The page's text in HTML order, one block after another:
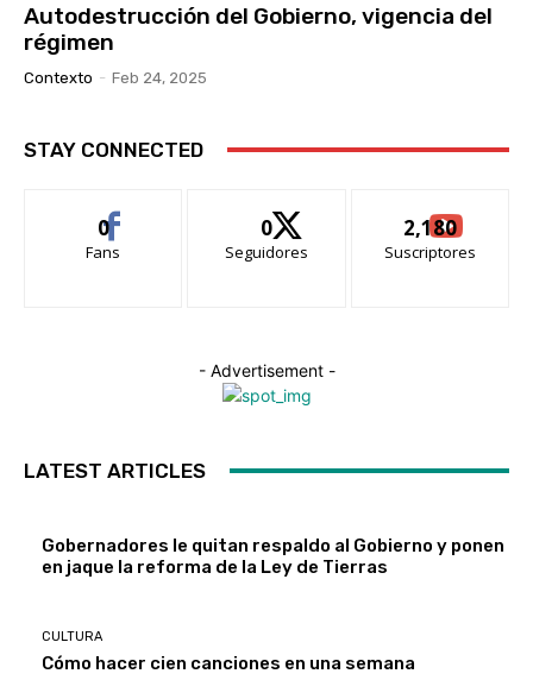
Autodestrucción del Gobierno, vigencia del
régimen
Contexto - Feb 24, 2025
STAY CONNECTED
0
Fans
0
Seguidores
2,180
Suscriptores
- Advertisement -
LATEST ARTICLES
Gobernadores le quitan respaldo al Gobierno y ponen
en jaque la reforma de la Ley de Tierras
CULTURA
Cómo hacer cien canciones en una semana